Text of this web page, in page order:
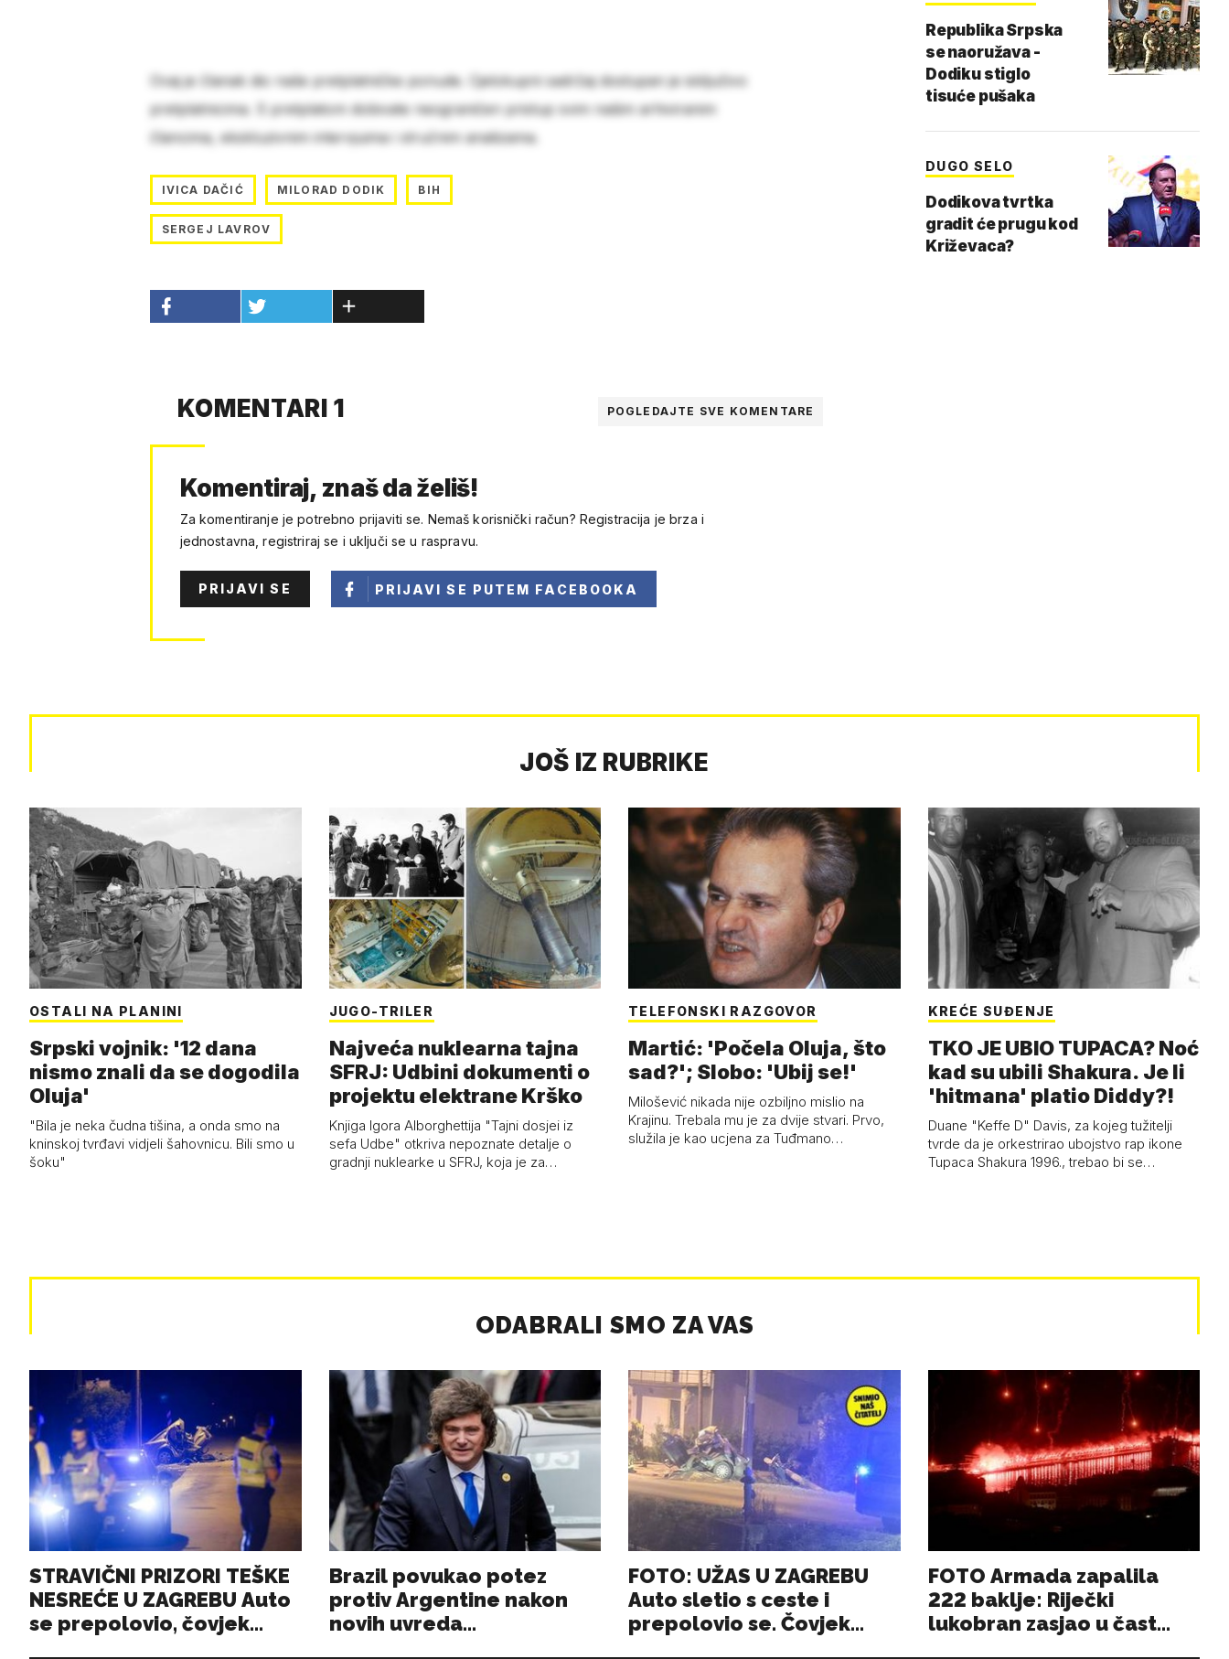
Ovaj je članak dio naše pretplatničke ponude. Cjelokupni sadržaj dostupan je isključivo
pretplatnicima. S pretplatom dobivate neograničen pristup svim našim arhiviranim
člancima, ekskluzivnim intervjuima i stručnim analizama.
IVICA DAČIĆ MILORAD DODIK BIH
SERGEJ LAVROV
KOMENTARI 1 POGLEDAJTE SVE KOMENTARE
Komentiraj, znaš da želiš!
Za komentiranje je potrebno prijaviti se. Nemaš korisnički račun? Registracija je brza i
jednostavna, registriraj se i uključi se u raspravu.
PRIJAVI SE PRIJAVI SE PUTEM FACEBOOKA
Republika Srpska
se naoružava -
Dodiku stiglo
tisuće pušaka
DUGO SELO
Dodikova tvrtka
gradit će prugu kod
Križevaca?
JOŠ IZ RUBRIKE
OSTALI NA PLANINI
Srpski vojnik: '12 dana
nismo znali da se dogodila
Oluja'
"Bila je neka čudna tišina, a onda smo na
kninskoj tvrđavi vidjeli šahovnicu. Bili smo u
šoku"
JUGO-TRILER
Najveća nuklearna tajna
SFRJ: Udbini dokumenti o
projektu elektrane Krško
Knjiga Igora Alborghettija "Tajni dosjei iz
sefa Udbe" otkriva nepoznate detalje o
gradnji nuklearke u SFRJ, koja je za…
TELEFONSKI RAZGOVOR
Martić: 'Počela Oluja, što
sad?'; Slobo: 'Ubij se!'
Milošević nikada nije ozbiljno mislio na
Krajinu. Trebala mu je za dvije stvari. Prvo,
služila je kao ucjena za Tuđmano…
KREĆE SUĐENJE
TKO JE UBIO TUPACA? Noć
kad su ubili Shakura. Je li
'hitmana' platio Diddy?!
Duane "Keffe D" Davis, za kojeg tužitelji
tvrde da je orkestrirao ubojstvo rap ikone
Tupaca Shakura 1996., trebao bi se…